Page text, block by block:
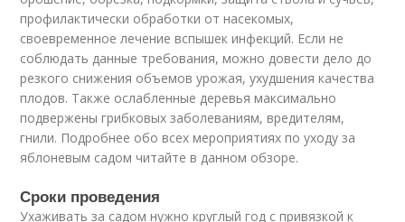
профилактически обработки от насекомых,
своевременное лечение вспышек инфекций. Если не
соблюдать данные требования, можно довести дело до
резкого снижения объемов урожая, ухудшения качества
плодов. Также ослабленные деревья максимально
подвержены грибковых заболеваниям, вредителям,
гнили. Подробнее обо всех мероприятиях по уходу за
яблоневым садом читайте в данном обзоре.
Сроки проведения
Ухаживать за садом нужно круглый год с привязкой к